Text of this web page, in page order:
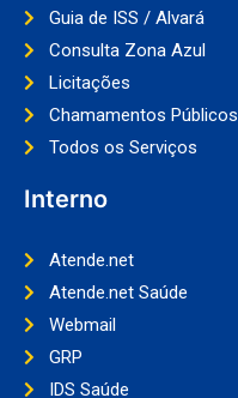
Guia de ISS / Alvará
Consulta Zona Azul
Licitações
Chamamentos Públicos
Todos os Serviços
Interno
Atende.net
Atende.net Saúde
Webmail
GRP
IDS Saúde